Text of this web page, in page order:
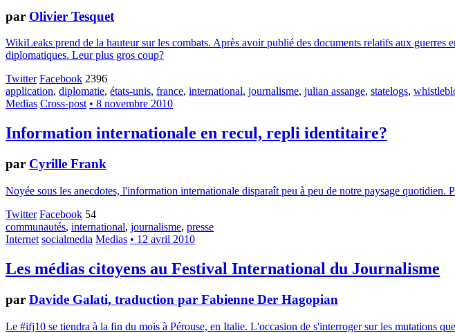
par Olivier Tesquet
WikiLeaks prend de la hauteur sur les combats. Après avoir publié des documents relatifs aux
diplomatiques. Leur plus gros coup?
Twitter Facebook 2396
application, diplomatie, états-unis, france, international, journalisme, julian assange, statelogs,
Medias Cross-post • 8 novembre 2010
Information internationale en recul, repli identitaire?
par Cyrille Frank
Noyée sous les anecdotes, l'information internationale disparaît peu à peu de notre paysage
Twitter Facebook 54
communautés, international, journalisme, presse
Internet socialmedia Medias • 12 avril 2010
Les médias citoyens au Festival International du Journalisme
par Davide Galati, traduction par Fabienne Der Hagopian
Le #ifj10 se tiendra à la fin du mois à Pérouse, en Italie. L'occasion de s'interroger sur les mutations